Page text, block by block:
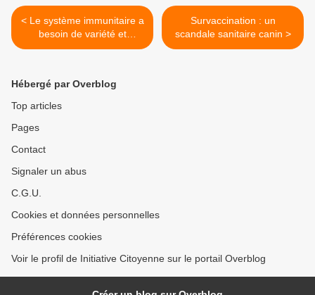
< Le système immunitaire a
besoin de variété et
d'adaptation: tout l'inverse
imposée!
Survaccination : un
scandale sanitaire canin >
Hébergé par Overblog
Top articles
Pages
Contact
Signaler un abus
C.G.U.
Cookies et données personnelles
Préférences cookies
Voir le profil de Initiative Citoyenne sur le portail Overblog